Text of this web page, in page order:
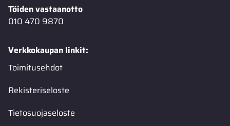
Töiden vastaanotto
010 470 9870
Verkkokaupan linkit:
Toimitusehdot
Rekisteriseloste
Tietosuojaseloste